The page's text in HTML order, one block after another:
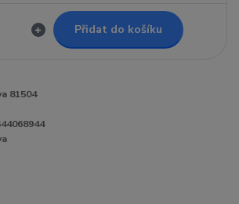
Přidat do košíku
81504